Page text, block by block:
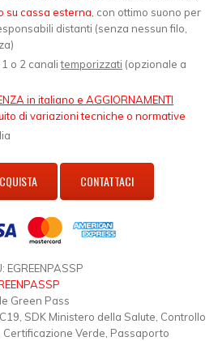
su cassa esterna , con ottimo suono per
distanti (senza nessun filo,
1 o 2 canalitemporizzati (opzionale a
in italiano e AGGIORNAMENTI
di variazioni tecniche o normative
CONTATTACI
Green Pass
SDK Ministero della Salute, Controllo
Verde, Passaporto